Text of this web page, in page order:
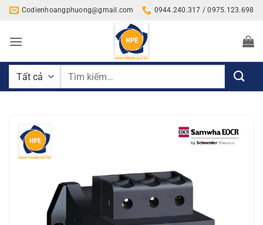
Bỏ
nội
Codienhoangphuong@gmail.com 0944.240.317 / 0975.123.698
Tìm